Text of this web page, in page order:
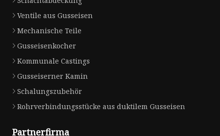
Ventile aus Gusseisen
Mechanische Teile
Gusseisenkocher
Kommunale Castings
Gusseiserner Kamin
Schalungszubehör
Rohrverbindungsstücke aus duktilem Gusseisen
Partnerfirma